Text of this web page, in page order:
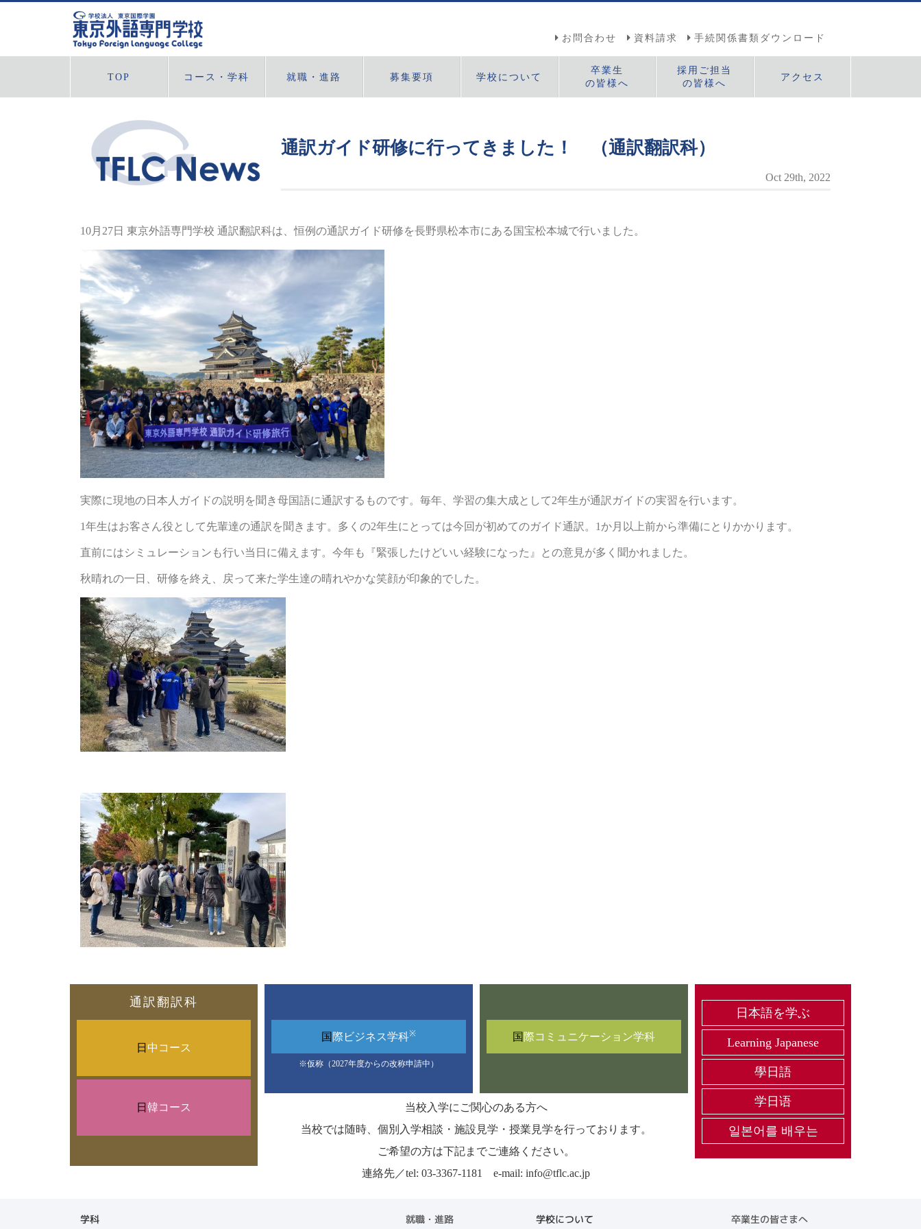
手続関係書類ダウンロード
資料請求
お問合わせ
TOP コース・学科 就職・進路 募集要項 学校について
卒業生
の皆様へ
採用ご担当
の皆様へ
アクセス
通訳ガイド研修に行ってきました！ （通訳翻訳科）
Oct 29th, 2022
10月27日 東京外語専門学校 通訳翻訳科は、恒例の通訳ガイド研修を長野県松本市にある国宝松本城で行いました。
実際に現地の日本人ガイドの説明を聞き母国語に通訳するものです。毎年、学習の集大成として2年生が通訳ガイドの実習を行います。
1年生はお客さん役として先輩達の通訳を聞きます。多くの2年生にとっては今回が初めてのガイド通訳。1か月以上前から準備にとりかかります。
直前にはシミュレーションも行い当日に備えます。今年も『緊張したけどいい経験になった』との意見が多く聞かれました。
秋晴れの一日、研修を終え、戻って来た学生達の晴れやかな笑顔が印象的でした。
通訳翻訳科
日 中コース
日 韓コース
国 際ビジネス学科※
※仮称（2027年度からの改称申請中）
国 際コミュニケーション学科
当校入学にご関心のある方へ
当校では随時、個別入学相談・施設見学・授業見学を行っております。
ご希望の方は下記までご連絡ください。
連絡先／tel: 03-3367-1181 e-mail: info@tflc.ac.jp
日本語を学ぶ
Learning Japanese
學日語
学日语
일본어를 배우는
学科 就職・進路 学校について 卒業生の皆さまへ